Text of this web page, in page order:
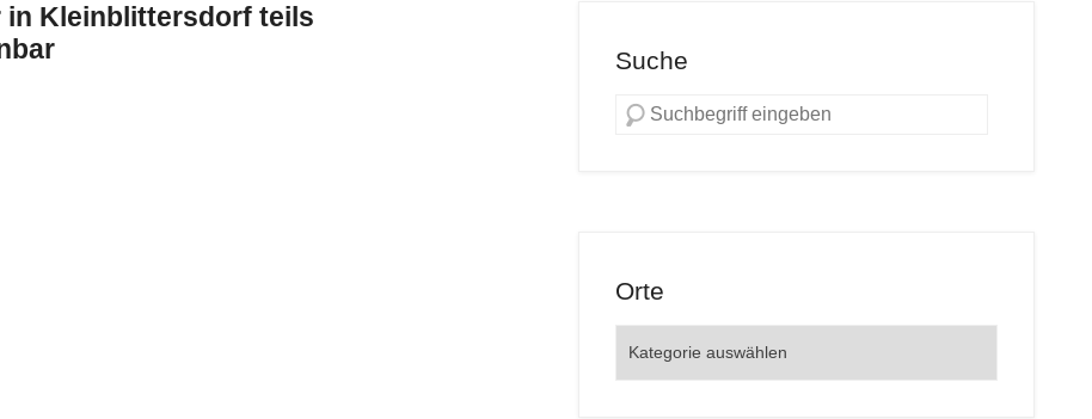
in Kleinblittersdorf teils
Suche
Orte